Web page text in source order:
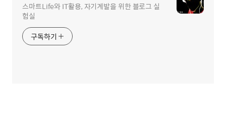
스마트Life와 IT활용, 자기계발을 위한 블로그 실
험실
구독하기